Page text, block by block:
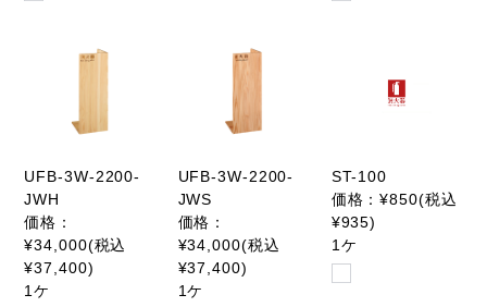
UFB-3W-2200-
JWH
価格：
¥34,000(税込
¥37,400)
1ケ
UFB-3W-2200-
JWS
価格：
¥34,000(税込
¥37,400)
1ケ
ST-100
価格：¥850(税込
¥935)
1ケ